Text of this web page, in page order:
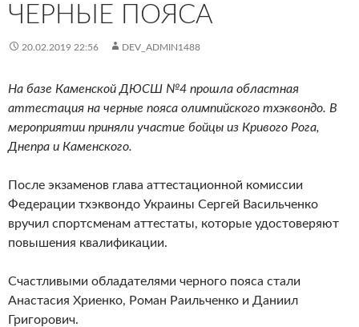
ЧЕРНЫЕ ПОЯСА
20.02.2019 22:56 DEV_ADMIN1488
На базе Каменской ДЮСШ №4 прошла областная
аттестация на черные пояса олимпийского тхэквондо. В
мероприятии приняли участие бойцы из Кривого Рога,
Днепра и Каменского.
После экзаменов глава аттестационной комиссии
Федерации тхэквондо Украины Сергей Васильченко
вручил спортсменам аттестаты, которые удостоверяют
повышения квалификации.
Счастливыми обладателями черного пояса стали
Анастасия Хриенко, Роман Раильченко и Даниил
Григорович.